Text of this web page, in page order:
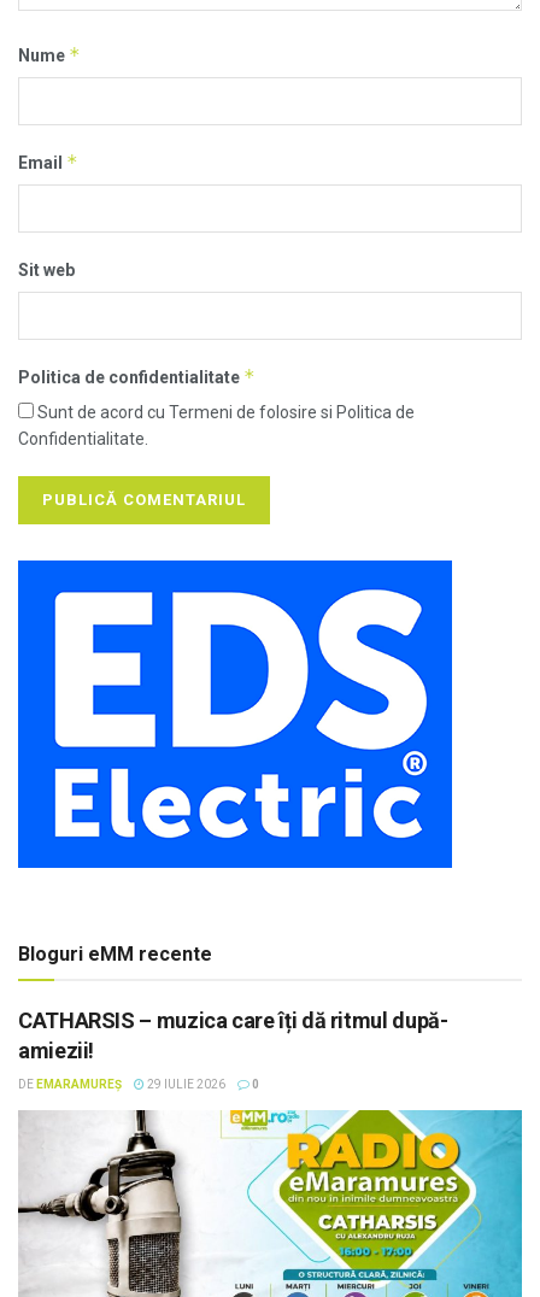
Nume *
Email *
Sit web
Politica de confidentialitate *
Sunt de acord cu Termeni de folosire si Politica de
Confidentialitate.
Bloguri eMM recente
CATHARSIS – muzica care îți dă ritmul după-
amiezii!
DE EMARAMUREȘ 29 IULIE 2026 0